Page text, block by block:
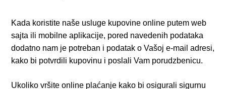
Kada koristite naše usluge kupovine online putem web
sajta ili mobilne aplikacije, pored navedenih podataka
dodatno nam je potreban i podatak o Vašoj e-mail adresi,
kako bi potvrdili kupovinu i poslali Vam porudzbenicu.
Ukoliko vršite online plaćanje kako bi osigurali sigurnu